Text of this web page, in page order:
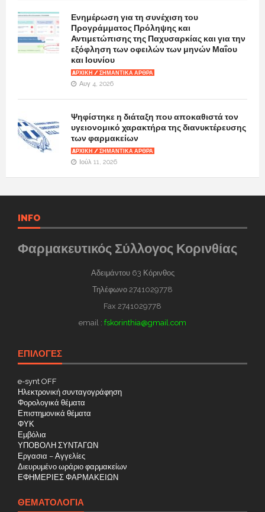
Ενημέρωση για τη συνέχιση του
Προγράμματος Πρόληψης και
Αντιμετώπισης της Παχυσαρκίας και για την
εξόφληση των οφειλών των μηνών Μαΐου
και Ιουνίου
AΡΧΙΚΉ / ΣΗΜΑΝΤΙΚΆ ΆΡΘΡΑ
Αυγ 4, 2026
Ψηφίστηκε η διάταξη που αποκαθιστά τον
υγειονομικό χαρακτήρα της διανυκτέρευσης
των φαρμακείων
AΡΧΙΚΉ / ΣΗΜΑΝΤΙΚΆ ΆΡΘΡΑ
Ιούλ 11, 2026
INFO
Φαρμακευτικός Σύλλογος Κορινθίας
Αδειμάντου 63 Κόρινθος
Τηλέφωνο 2741029778
Fax 2741029778
email : fskorinthia@gmail.com
ΕΠΙΛΟΓΕΣ
e-synt OFF
Ηλεκτρονική συνταγογράφηση
Φορολογικά θέματα
Επιστημονικά θέματα
ΦΥΚ
Εμβόλια
ΥΠΟΒΟΛΗ ΣΥΝΤΑΓΩΝ
Εργασια – Αγγελίες
Διευρυμένο ωράριο φαρμακείων
ΕΦΗΜΕΡΙΕΣ ΦΑΡΜΑΚΕΙΩΝ
ΘΕΜΑΤΟΛΟΓΊΑ